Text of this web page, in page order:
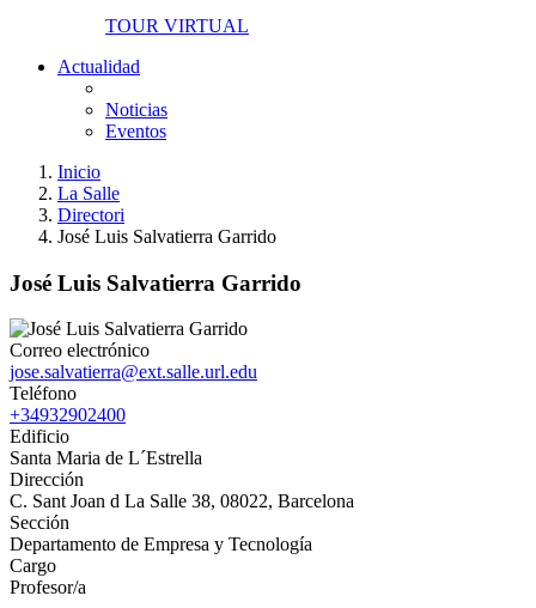
TOUR VIRTUAL
Actualidad
Noticias
Eventos
Inicio
La Salle
Directori
José Luis Salvatierra Garrido
José Luis Salvatierra Garrido
Correo electrónico
jose.salvatierra@ext.salle.url.edu
Teléfono
+34932902400
Edificio
Santa Maria de L´Estrella
Dirección
C. Sant Joan d La Salle 38, 08022, Barcelona
Sección
Departamento de Empresa y Tecnología
Cargo
Profesor/a